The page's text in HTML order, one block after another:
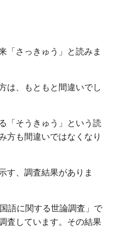
「さっきゅう」と読みま
は、もともと間違いでし
「そうきゅう」という読
方も間違いではなくなり
す、調査結果がありま
語に関する世論調査」で
査しています。その結果